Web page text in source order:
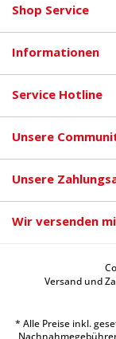
Shop Service
Informationen
Service Hotline
Unsere
Unsere
Wir versenden
Versand und
* Alle Preise inkl.